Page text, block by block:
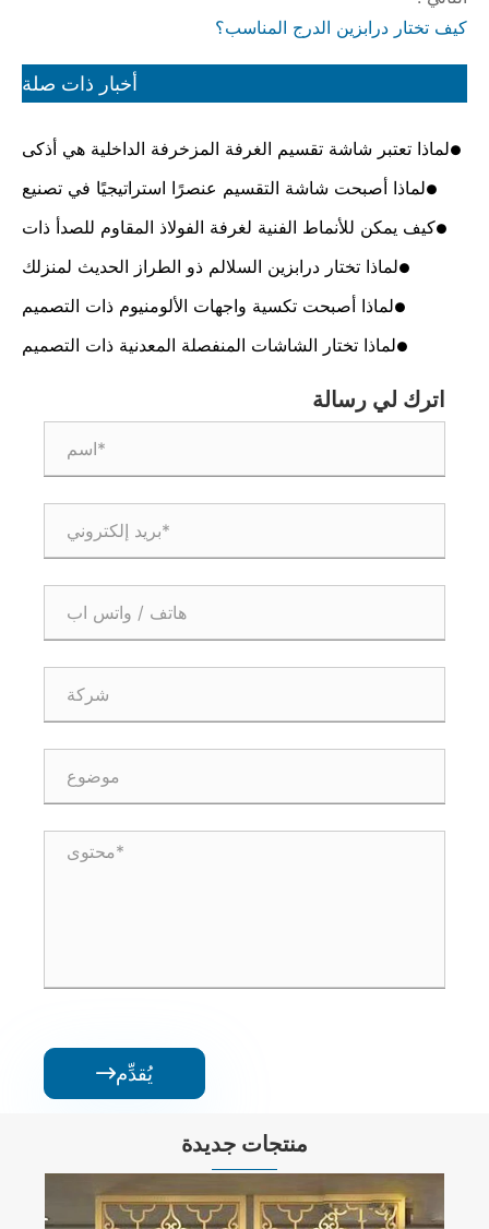
كيف تختار درابزين الدرج المناسب؟
أخبار ذات صلة
لماذا تعتبر شاشة تقسيم الغرفة المزخرفة الداخلية هي أذكى
طريقة لتحويل التصميمات الداخلية الحديثة
لماذا أصبحت شاشة التقسيم عنصرًا استراتيجيًا في تصنيع
المعادن المعاصرة؟
كيف يمكن للأنماط الفنية لغرفة الفولاذ المقاوم للصدأ ذات
الشاشة المنفصلة أن تحول التصميمات الداخلية الحديثة
لماذا تختار درابزين السلالم ذو الطراز الحديث لمنزلك
لماذا أصبحت تكسية واجهات الألومنيوم ذات التصميم
الحديث هي مستقبل الهندسة المعمارية
لماذا تختار الشاشات المنفصلة المعدنية ذات التصميم
اترك لي رسالة
يُقدِّم
منتجات جديدة